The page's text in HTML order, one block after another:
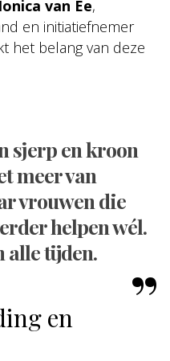
van Ee,
en initiatiefnemer
het belang van deze
sjerp en kroon
meer van
vrouwen die
helpen wél.
alle tijden.
en